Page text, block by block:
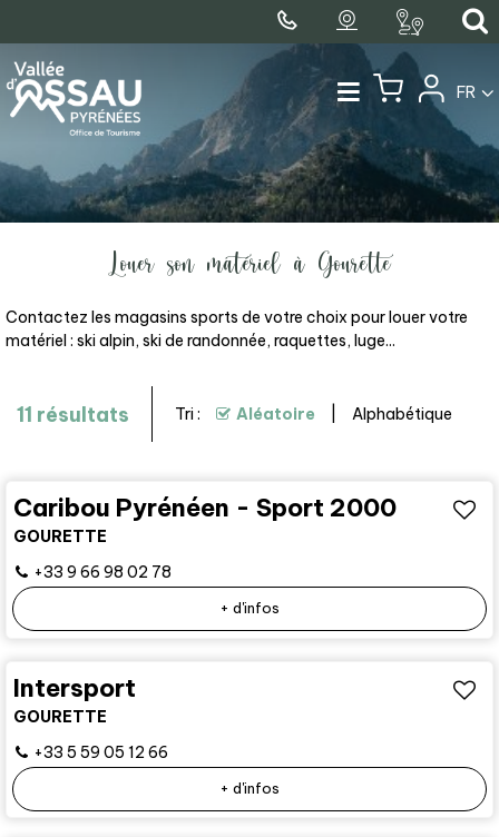
FR
Louer son matériel à Gourette
Contactez les magasins sports de votre choix pour louer votre
matériel : ski alpin, ski de randonnée, raquettes, luge...
11 résultats Tri : Aléatoire Alphabétique
Caribou Pyrénéen - Sport 2000
GOURETTE
+33 9 66 98 02 78
+ d'infos
Intersport
GOURETTE
+33 5 59 05 12 66
+ d'infos